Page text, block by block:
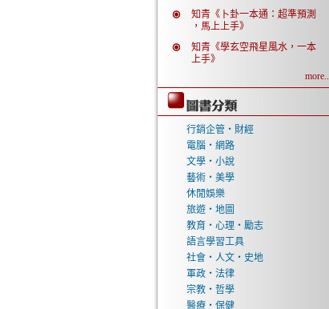
知青《卜卦一本通：超準預測
，馬上上手》
知青《學玄空飛星風水，一本
上手》
more..
行銷企管‧財經
電腦‧網路
文學‧小說
藝術‧美學
休閒娛樂
旅遊‧地圖
教育‧心理‧勵志
語言學習工具
社會‧人文‧史地
軍政‧法律
宗教‧哲學
醫療‧保健